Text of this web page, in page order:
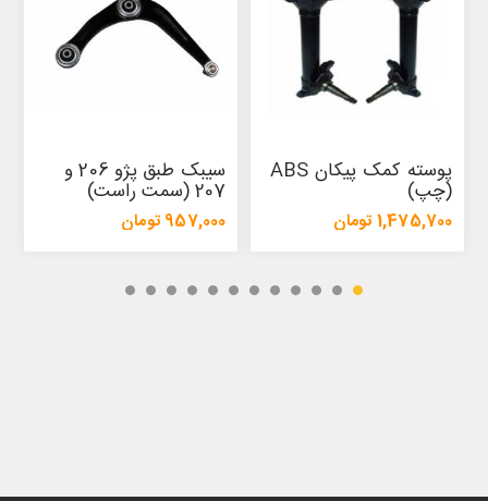
پوسته کمک پیکان ABS
(چپ)
1,475,700 تومان
سیبک طبق پژو 206 و
207 (سمت راست)
957,000 تومان